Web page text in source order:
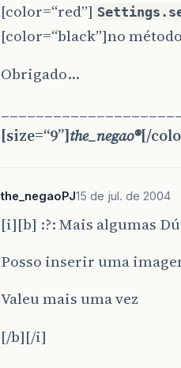
[color=“red”]
[color=“black”]no
Obrigado…
[size=“9”]the_negao®[/
the_negaoPJ15 de jul. de 2004
[i][b] :?: Mais algumas
Posso inserir uma
Valeu mais uma vez
[/b][/i]